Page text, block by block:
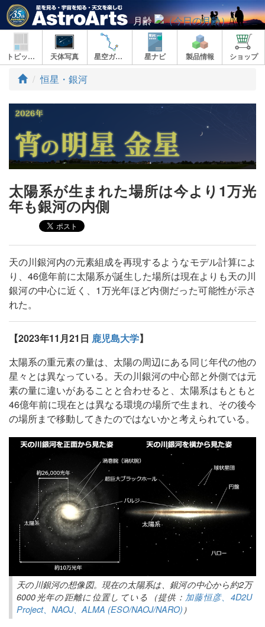
月齢
トピックス 天体写真 星空ガイド 星ナビ 製品情報 ショップ
ト
プ
恒星・銀河
太陽系が生まれた場所は今より1万光
年も銀河の内側
天の川銀河内の元素組成を再現するようなモデル計算によ
り、46億年前に太陽系が誕生した場所は現在よりも天の川
銀河の中心に近く、1万光年ほど内側だった可能性が示さ
れた。
【2023年11月21日 鹿児島大学】
太陽系の重元素の量は、太陽の周辺にある同じ年代の他の
星々とは異なっている。天の川銀河の中心部と外側では元
素の量に違いがあることと合わせると、太陽系はもともと
46億年前に現在とは異なる環境の場所で生まれ、その後今
の場所まで移動してきたのではないかと考えられている。
天の川銀河の想像図。現在の太陽系は、銀河の中心から約2万
6000光年の距離に位置している（提供： 加藤恒彦、4D2U
Project、NAOJ、ALMA (ESO/NAOJ/NARO) ）